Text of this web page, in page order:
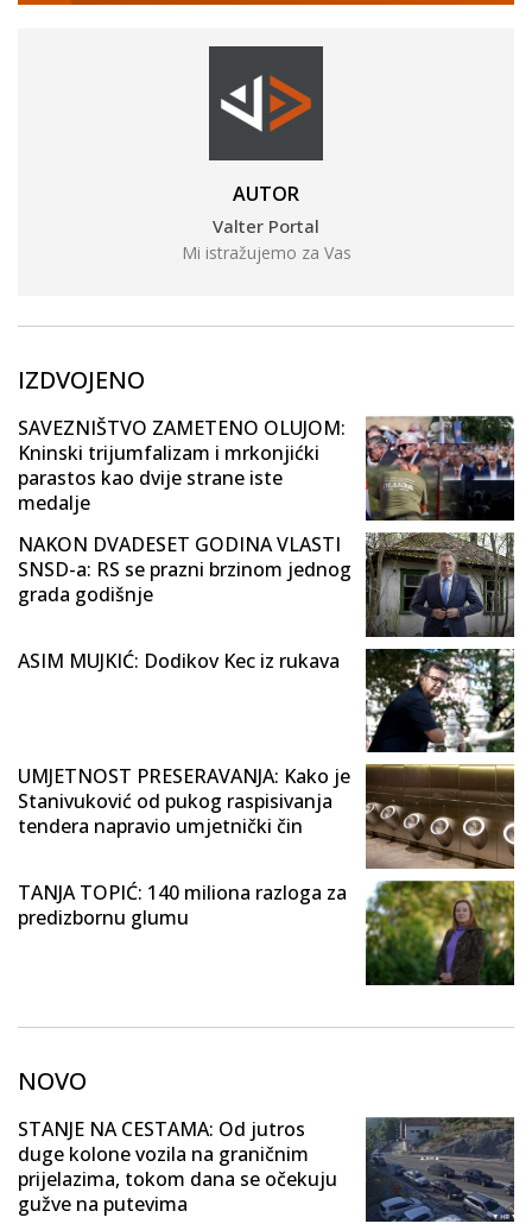
AUTOR
Valter Portal
Mi istražujemo za Vas
IZDVOJENO
SAVEZNIŠTVO ZAMETENO OLUJOM:
Kninski trijumfalizam i mrkonjićki
parastos kao dvije strane iste
medalje
NAKON DVADESET GODINA VLASTI
SNSD-a: RS se prazni brzinom jednog
grada godišnje
ASIM MUJKIĆ: Dodikov Kec iz rukava
UMJETNOST PRESERAVANJA: Kako je
Stanivuković od pukog raspisivanja
tendera napravio umjetnički čin
TANJA TOPIĆ: 140 miliona razloga za
predizbornu glumu
NOVO
STANJE NA CESTAMA: Od jutros
duge kolone vozila na graničnim
prijelazima, tokom dana se očekuju
gužve na putevima